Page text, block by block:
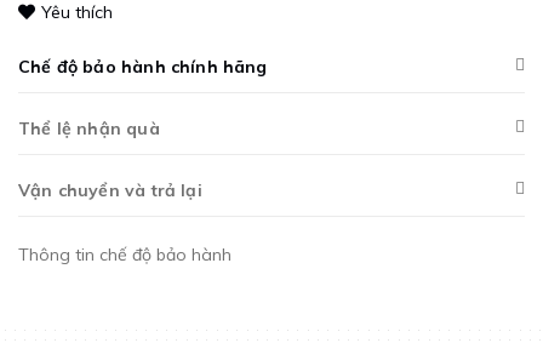
Yêu thích
Chế độ bảo hành chính hãng
Thể lệ nhận quà
Vận chuyển và trả lại
Thông tin chế độ bảo hành